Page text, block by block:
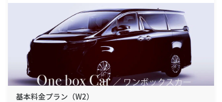
基本料金プラン（W2）